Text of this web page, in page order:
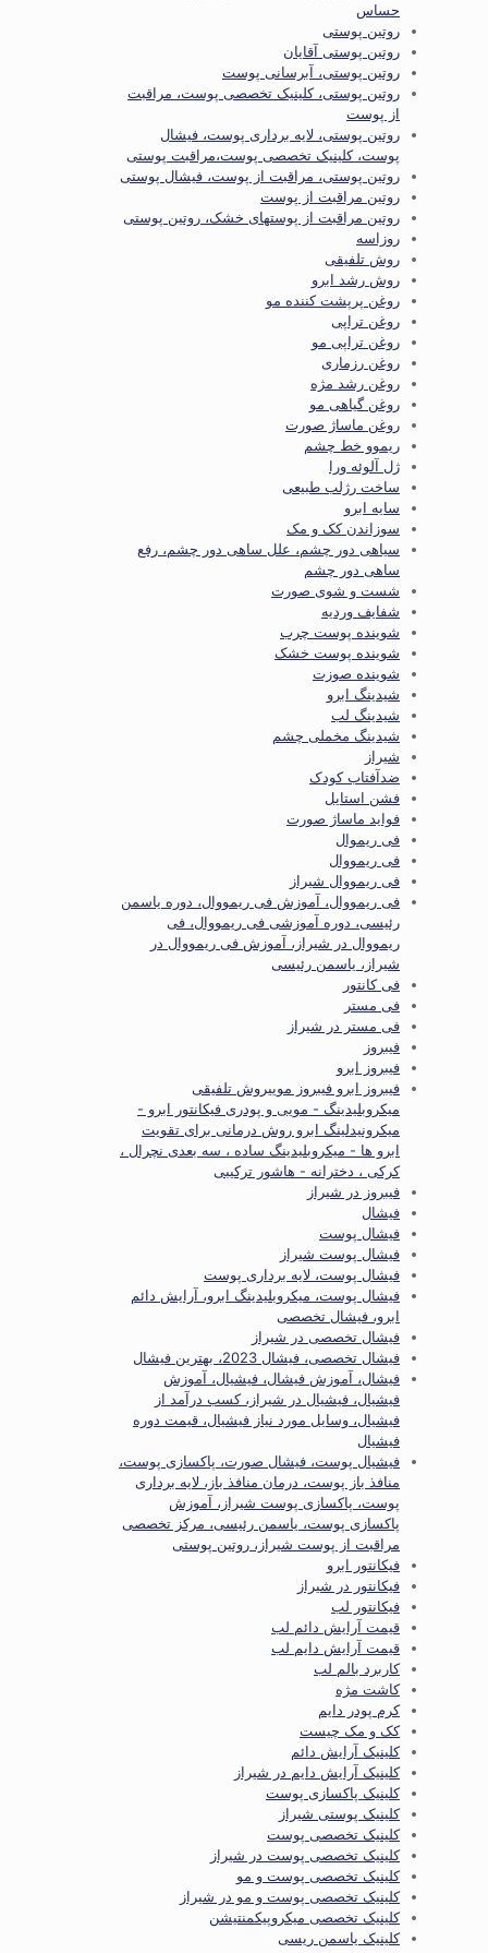
حساس
روتین پوستی
روتین پوستی آقایان
روتین پوستی، آبرسانی پوست
روتین پوستی، کلینیک تخصصی پوست، مراقبت
از پوست
روتین پوستی، لایه برداری پوست، فیشال
پوست، کلینیک تخصصی پوست،مراقبت پوستی
روتین پوستی، مراقبت از پوست، فیشال پوستی
روتین مراقبت از پوست
روتین مراقبت از پوستهای خشک، روتین پوستی
روزاسه
روش تلفیقی
روش رشد ابرو
روغن پرپشت کننده مو
روغن تراپی
روغن تراپی مو
روغن رزماری
روغن رشد مژه
روغن گیاهی مو
روغن ماساژ صورت
ریموو خط چشم
ژل آلوئه ورا
ساخت رژلب طبیعی
سایه ابرو
سوزاندن کک و مک
سیاهی دور چشم، علل ساهی دور چشم، رفع
ساهی دور چشم
شست و شوی صورت
شفایف وردیه
شوینده پوست چرب
شوینده پوست خشک
شوینده صوزت
شیدینگ ابرو
شیدینگ لب
شیدینگ مخملی چشم
شیراز
ضدآفتاب کودک
فشن استایل
فواید ماساژ صورت
فی ریموال
فی ریمووال
فی ریمووال شیراز
فی ریمووال، آموزش فی ریمووال، دوره یاسمن
رئیسی، دوره آموزشی فی ریمووال، فی
ریمووال در شیراز، آموزش فی ریمووال در
شیراز، یاسمن رئیسی
فی کانتور
فی مستر
فی مستر در شیراز
فیبروز
فیبروز ابرو
فیبروز ابرو فیبروز موییروش تلفیقی
میکروبلیدینگ - مویی و پودری فیکانتور ابرو -
میکرونیدلینگ ابرو روش درمانی برای تقویت
ابرو ها - میکروبلیدینگ ساده ، سه بعدی نچرال ،
کرکی ، دخترانه - هاشور ترکیبی
فیبروز در شیراز
فیشال
فیشال پوست
فیشال پوست شیراز
فیشال پوست، لایه برداری پوست
فیشال پوست، میکروبلیدینگ ابرو، آرایش دائم
ابرو، فیشال تخصصی
فیشال تخصصی در شیراز
فیشال تخصصی، فیشال 2023، بهترین فیشال
فیشال، آموزش فیشال، فیشیال، آموزش
فیشیال، فیشیال در شیراز، کسب درآمد از
فیشیال، وسایل مورد نیاز فیشیال، قیمت دوره
فیشیال
فیشیال پوست، فیشال صورت، پاکسازی پوست،
منافذ باز پوست، درمان منافذ باز، لایه برداری
پوست، پاکسازی پوست شیراز، آموزش
پاکسازی پوست، یاسمن رئیسی، مرکز تخصصی
مراقبت از پوست شیراز، روتین پوستی
فیکانتور ابرو
فیکانتور در شیراز
فیکانتور لب
قیمت آرایش دائم لب
قیمت آرایش دایم لب
کاربرد بالم لب
کاشت مژه
کرم پودر دایم
کک و مک چیست
کلینیک آرایش دائم
کلینیک آرایش دایم در شیراز
کلینیک پاکسازی پوست
کلینیک پوستی شیراز
کلینیک تخصصی پوست
کلینیک تخصصی پوست در شیراز
کلینیک تخصصی پوست و مو
کلینیک تخصصی پوست و مو در شیراز
کلینیک تخصصی میکروپیکمنتیشن
کلینیک یاسمن ریسی